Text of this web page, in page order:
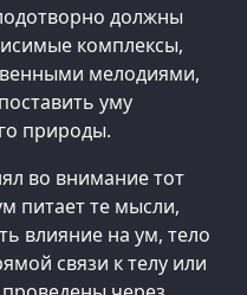
должны
комплексы,
мелодиями,
уму
природы.
во внимание тот
питает те мысли,
влияние на ум, тело
связи к телу или